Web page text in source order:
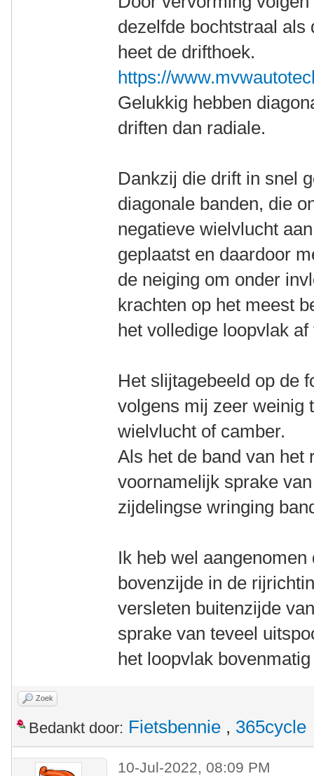
dezelfde bochtstraal als
heet de drifthoek.
https://
Gelukkig hebben
driften dan radiale.
Dankzij die drift in snel
diagonale banden, die
negatieve wielvlucht
geplaatst en daardoor
de neiging om onder
krachten op het meest
het volledige loopvlak
Het slijtagebeeld op de
volgens mij zeer weinig
wielvlucht of camber.
Als het de band van
voornamelijk sprake
zijdelingse wringing
Ik heb wel
bovenzijde in de
versleten buitenzijde
sprake van teveel
het loopvlak
Zoek
Bedankt door: Fietsbennie , 365cycle
10-Jul-2022, 08:09 PM